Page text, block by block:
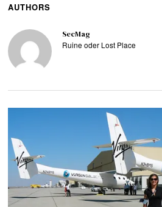
AUTHORS
SecMag
Ruine oder Lost Place